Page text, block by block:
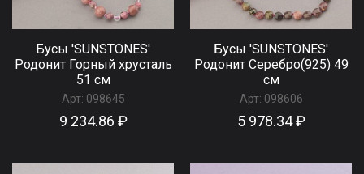
Бусы 'SUNSTONES'
Родонит Горный хрусталь
51 см
Арт: 098645
9 234.86 ₽
Бусы 'SUNSTONES'
Родонит Серебро(925) 49
см
Арт: 098606
5 978.34 ₽